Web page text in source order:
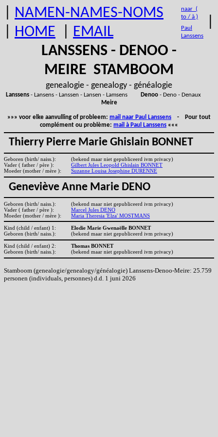
NAMEN-NAMES-NOMS
HOME EMAIL
naar (
to / à )
Paul
Lanssens
LANSSENS - DENOO -
MEIRE STAMBOOM
genealogie - genealogy - généalogie
Lanssens- Lansens - Lanssen - Lansen - Lamsens Denoo- Deno - Denaux
Meire
»»» voor elke aanvulling of probleem: mail naar Paul Lanssens - Pour tout
complément ou problème: mail à Paul Lanssens «««
Thierry Pierre Marie Ghislain BONNET
Geboren (birth/ naiss.):
(bekend maar niet gepubliceerd ivm privacy)
Vader ( father / père ):
Gilbert Jules Leopold Ghislain BONNET
Moeder (mother / mère ):
Suzanne Louisa Josephine DURENNE
Geneviève Anne Marie DENO
Geboren (birth/ naiss.):
(bekend maar niet gepubliceerd ivm privacy)
Vader ( father / père ):
Marcel Jules DENO
Moeder (mother / mère ):
Maria Theresia 'Elza' MOSTMANS
Kind (child / enfant) 1:
Elodie Marie Gwenaëlle BONNET
Geboren (birth/ naiss.):
(bekend maar niet gepubliceerd ivm privacy)
Kind (child / enfant) 2:
Thomas BONNET
Geboren (birth/ naiss.):
(bekend maar niet gepubliceerd ivm privacy)
Stamboom (genealogie/genealogy/généalogie) Lanssens-Denoo-Meire: 25.759
personen (individuals, personnes) d.d. 1 juni 2026